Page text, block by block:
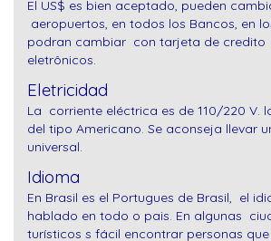
El US$ es bien aceptado, pueden
aeropuertos, en todos los Bancos, en
podran cambiar con tarjeta de credito
eletrônicos.
Eletricidad
La corriente eléctrica es de 110/220 V.
del tipo Americano. Se aconseja llevar
universal.
Idioma
En Brasil es el Portugues de Brasil, el
hablado en todo o pais. En algunas
turísticos s fácil encontrar personas